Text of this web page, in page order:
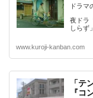
ドラマ
夜ドラ
しらず
www.kuroji-kanban.com
「テ
『コ